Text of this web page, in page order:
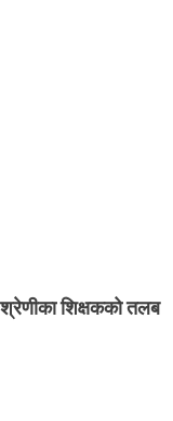
शिक्षकको तलब